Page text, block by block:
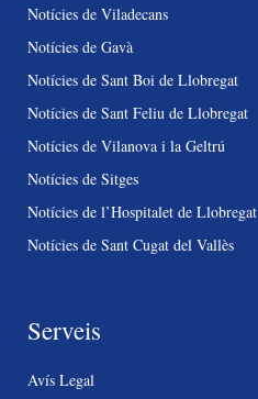
Notícies de Viladecans
Notícies de Gavà
Notícies de Sant Boi de Llobregat
Notícies de Sant Feliu de Llobregat
Notícies de Vilanova i la Geltrú
Notícies de Sitges
Notícies de l’Hospitalet de Llobregat
Notícies de Sant Cugat del Vallès
Serveis
Avís Legal